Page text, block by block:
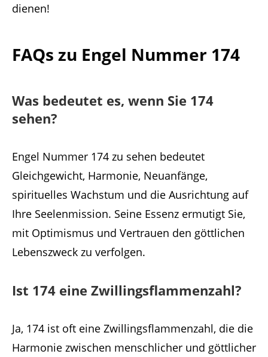
dienen!
FAQs zu Engel Nummer 174
Was bedeutet es, wenn Sie 174
sehen?
Engel Nummer 174 zu sehen bedeutet
Gleichgewicht, Harmonie, Neuanfänge,
spirituelles Wachstum und die Ausrichtung auf
Ihre Seelenmission. Seine Essenz ermutigt Sie,
mit Optimismus und Vertrauen den göttlichen
Lebenszweck zu verfolgen.
Ist 174 eine Zwillingsflammenzahl?
Ja, 174 ist oft eine Zwillingsflammenzahl, die die
Harmonie zwischen menschlicher und göttlicher